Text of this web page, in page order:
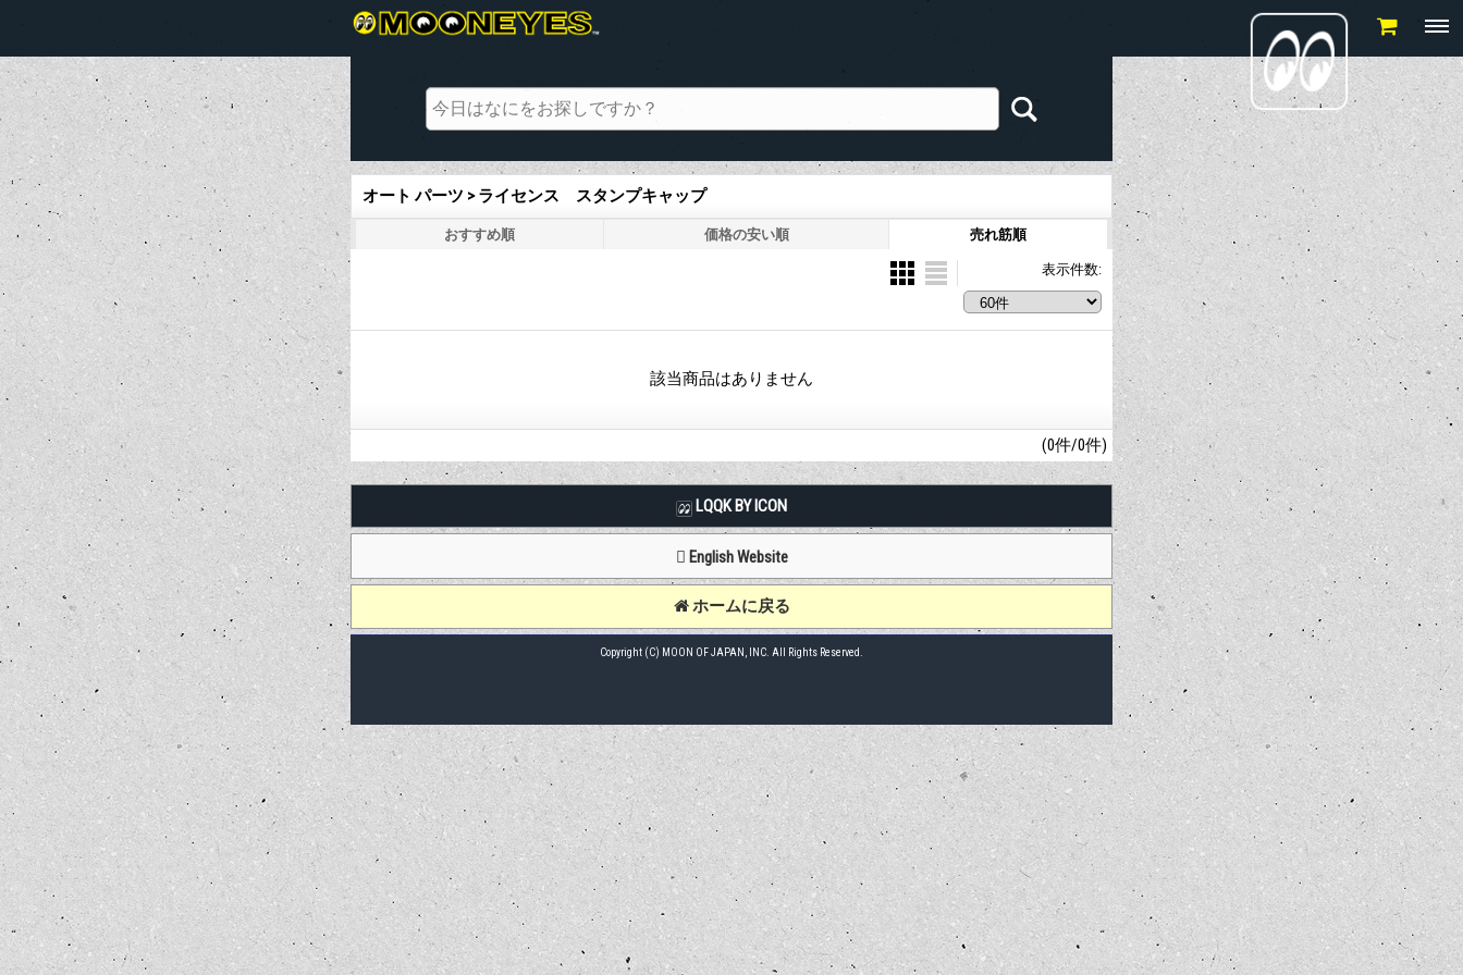
オート パーツ > ライセンス スタンプキャップ
おすすめ順 価格の安い順 売れ筋順
表示件数:
該当商品はありません
(0件/0件)
LQQK BY ICON
English Website
ホームに戻る
Copyright (C) MOON OF JAPAN, INC. All Rights Reserved.